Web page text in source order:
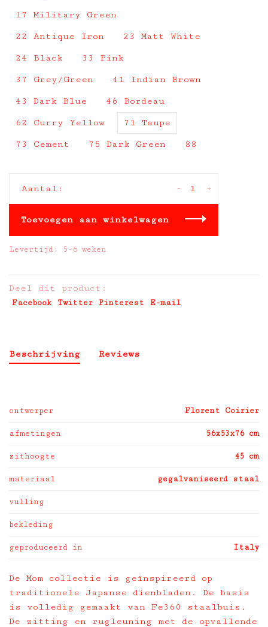
17 Military Green
22 Antique Iron 23 Matt White
24 Black 33 Pink
37 Grey/Green 41 Indian Brown
43 Dark Blue 46 Bordeau
62 Curry Yellow 71 Taupe
73 Cement 75 Dark Green 88
Aantal: +
-
Toevoegen aan winkelwagen
Levertijd: 5-6 weken
Deel dit product:
Facebook Twitter Pinterest E-mail
Beschrijving Reviews
ontwerper Florent Coirier
afmetingen 56x53x76 cm
zithoogte 45 cm
materiaal gegalvaniseerd staal
vulling
bekleding
geproduceerd in Italy
De Mom collectie is geïnspireerd op
traditionele Japanse dienbladen. De basis
is volledig gemaakt van Fe360 staalbuis.
De zitting en rugleuning met de opvallende